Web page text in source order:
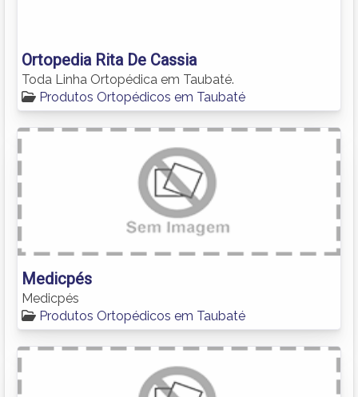
Ortopedia Rita De Cassia
Toda Linha Ortopédica em Taubaté.
Produtos Ortopédicos em Taubaté
Medicpés
Medicpés
Produtos Ortopédicos em Taubaté